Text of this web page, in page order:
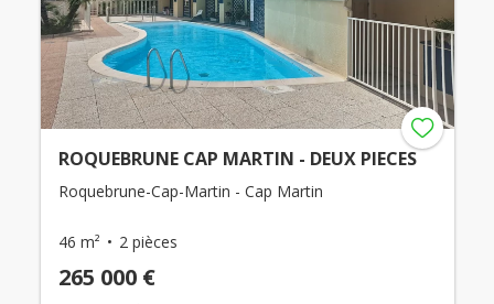
ROQUEBRUNE CAP MARTIN - DEUX PIECES
Roquebrune-Cap-Martin - Cap Martin
46 m² 2 pièces
265 000 €